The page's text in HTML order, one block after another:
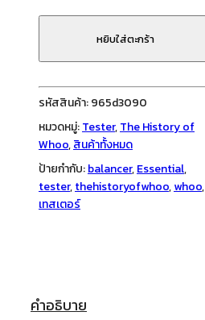
of
Whoo
-
Moisturizing
&
[5ml
x
หยิบใส่ตะกร้า
รหัสสินค้า:965d3090
หมวดหมู่:Tester,The History of
Whoo,สินค้าทั้งหมด
ป้ายกำกับ:balancer,Essential,
tester,thehistoryofwhoo,whoo,
เทสเตอร์
คำอธิบาย